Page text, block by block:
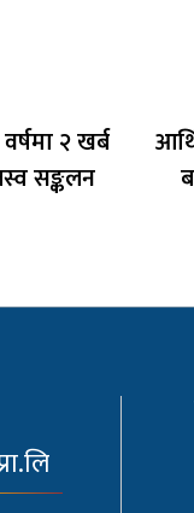
२ खर्ब
सङ्कलन